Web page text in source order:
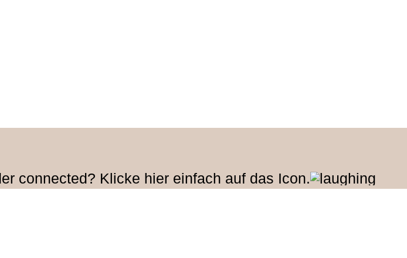
connected? Klicke hier einfach auf das Icon.